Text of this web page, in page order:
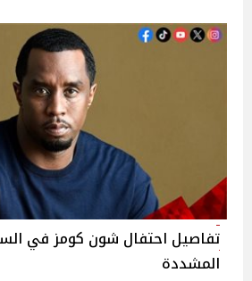
تفاصيل احتفال شون كومز في
المشددة